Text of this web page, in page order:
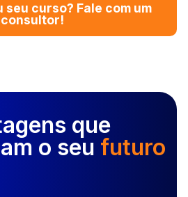
seu curso? Fale com um
consultor!
que
o seu futuro